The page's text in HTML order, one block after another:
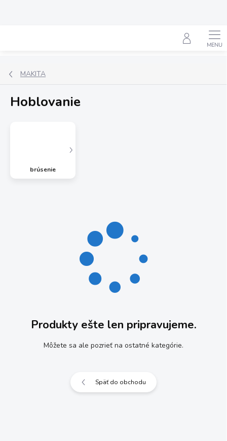
Hľadať
MAKITA
Hoblovanie
brúsenie
Produkty ešte len pripravujeme.
Môžete sa ale pozrieť na ostatné kategórie.
Späť do obchodu